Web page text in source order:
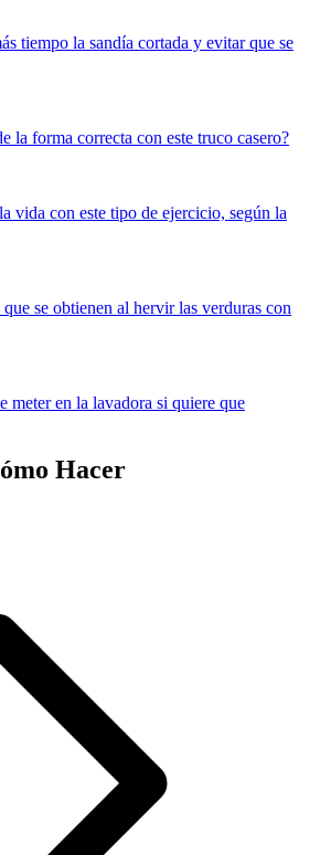
tiempo la sandía cortada y evitar que se
la forma correcta con este truco casero?
vida con este tipo de ejercicio, según la
se obtienen al hervir las verduras con
meter en la lavadora si quiere que
Hacer